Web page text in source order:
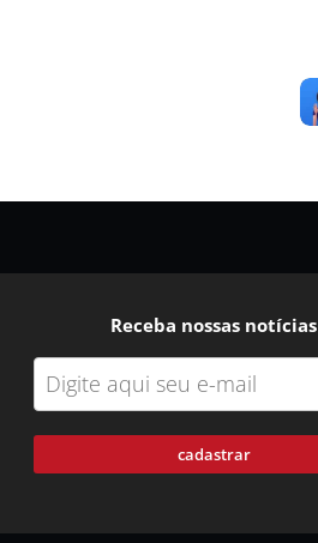
Receba nossas notícias
cadastrar